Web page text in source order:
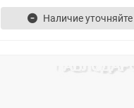
Наличие уточняйте